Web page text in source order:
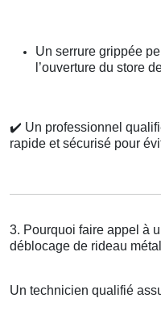
Un serrure grippée
l’ouverture du store
✔️ Un professionnel
rapide et sécurisé pour
3. Pourquoi faire appel à
déblocage de rideau
Un technicien qualifié